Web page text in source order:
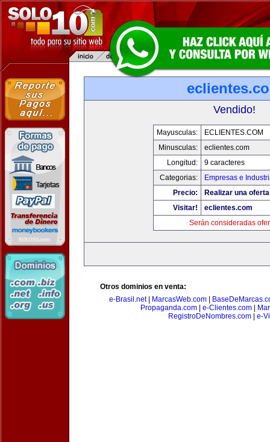
Vendido!
Mayusculas:
ECLIENTES.COM
Minusculas:
eclientes.com
Longitud:
9 caracteres
Categorias:
Empresas e
Precio:
Realizar una
Visitar!
eclientes.com
Serán consideradas
Otros dominios en venta:
e-Brasil.net| MarcasWeb.com|
Propaganda.com
e-Clientes.com
RegistroDeNombres.com| e-